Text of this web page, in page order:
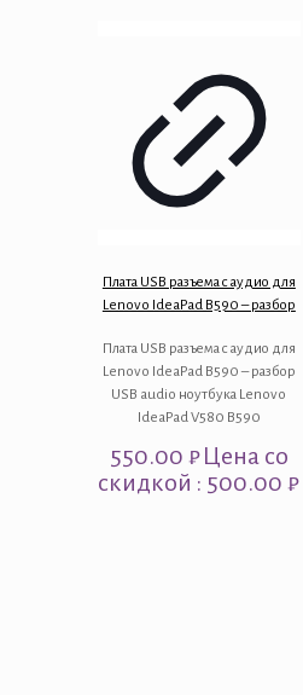
Плата USB разъема с аудио для
Lenovo IdeaPad B590 – разбор
Плата USB разъема с аудио для
Lenovo IdeaPad B590 – разбор
USB audio ноутбука Lenovo
IdeaPad V580 B590
550.00 ₽Цена со
скидкой : 500.00 ₽